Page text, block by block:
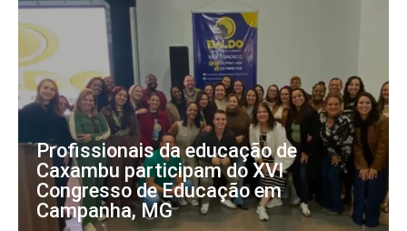
Profissionais da educação de
Caxambu participam do XVI
Congresso de Educação em
Campanha, MG